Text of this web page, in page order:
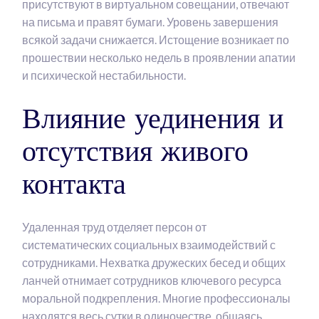
присутствуют в виртуальном совещании, отвечают
на письма и правят бумаги. Уровень завершения
всякой задачи снижается. Истощение возникает по
прошествии несколько недель в проявлении апатии
и психической нестабильности.
Влияние уединения и
отсутствия живого
контакта
Удаленная труд отделяет персон от
систематических социальных взаимодействий с
сотрудниками. Нехватка дружеских бесед и общих
ланчей отнимает сотрудников ключевого ресурса
моральной подкрепления. Многие профессионалы
находятся весь сутки в одиночестве, общаясь